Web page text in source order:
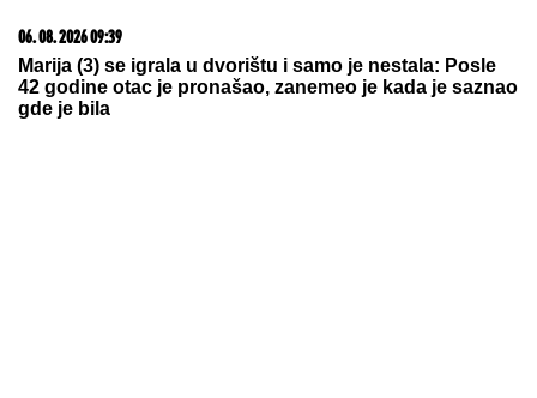
06. 08. 2026 09:39
Marija (3) se igrala u dvorištu i samo je nestala: Posle
42 godine otac je pronašao, zanemeo je kada je saznao
gde je bila